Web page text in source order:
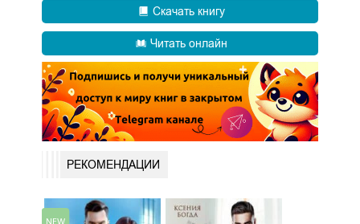
Скачать книгу
Читать онлайн
РЕКОМЕНДАЦИИ